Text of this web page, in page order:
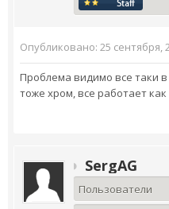
Опубликовано: 25 сентября,
Проблема видимо все таки
тоже хром, все работает
SergAG
Пользователи